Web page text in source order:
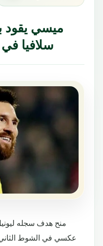
ميسي يقود
سلافيا
منح هدف سجله